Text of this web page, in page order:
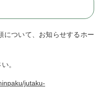
について、お知らせするホー
。
jutaku-